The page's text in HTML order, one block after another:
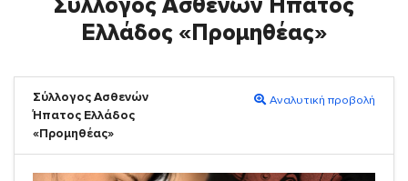
Σύλλογος Ασθενών Ήπατος
Ελλάδος «Προμηθέας»
Σύλλογος Ασθενών
Ήπατος Ελλάδος
«Προμηθέας»
Αναλυτική προβολή